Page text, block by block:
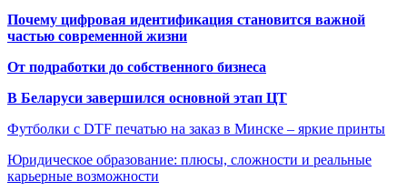
Почему цифровая идентификация становится важной
частью современной жизни
От подработки до собственного бизнеса
В Беларуси завершился основной этап ЦТ
Футболки с DTF печатью на заказ в Минске – яркие принты
Юридическое образование: плюсы, сложности и реальные
карьерные возможности